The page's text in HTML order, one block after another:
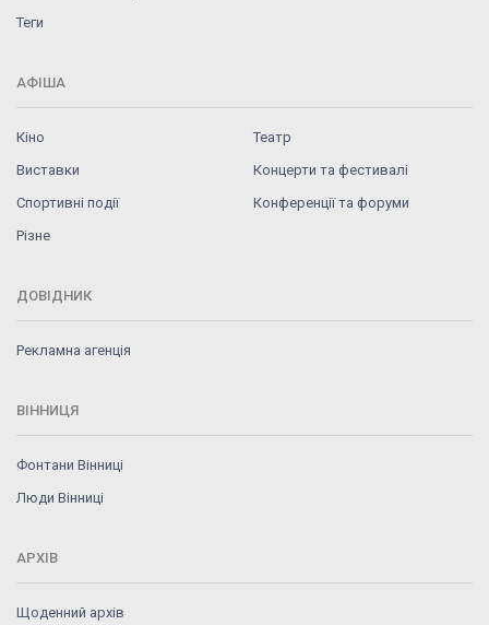
Теги
АФІША
Кіно
Театр
Виставки
Концерти та фестивалі
Спортивні події
Конференції та форуми
Різне
ДОВІДНИК
Рекламна агенція
ВІННИЦЯ
Фонтани Вінниці
Люди Вінниці
АРХІВ
Щоденний архів